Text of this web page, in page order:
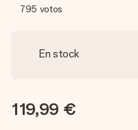
795 votos
En stock
119,99 €